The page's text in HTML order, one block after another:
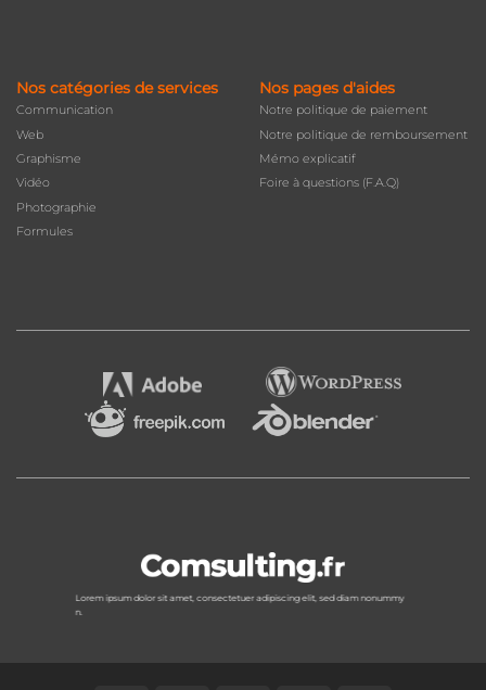
Nos catégories de services
Communication
Web
Graphisme
Vidéo
Photographie
Formules
Nos pages d'aides
Notre politique de paiement
Notre politique de remboursement
Mémo explicatif
Foire à questions (F.A.Q)
Lorem ipsum dolor sit amet, consectetuer adipiscing elit, sed diam nonummy
n.